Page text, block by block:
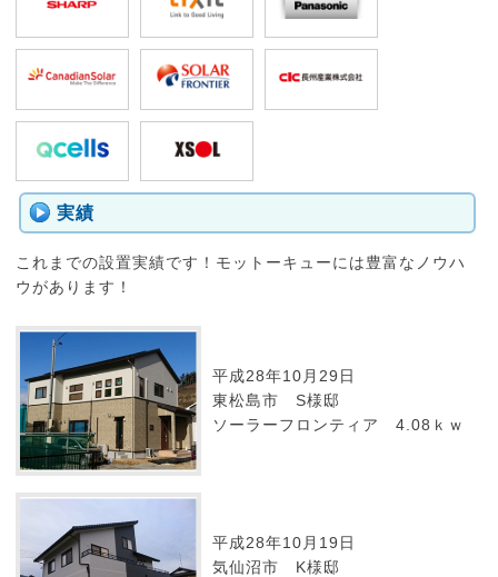
実績
これまでの設置実績です！モットーキューには豊富なノウハ
ウがあります！
平成28年10月29日
東松島市 S様邸
ソーラーフロンティア 4.08ｋｗ
平成28年10月19日
気仙沼市 K様邸